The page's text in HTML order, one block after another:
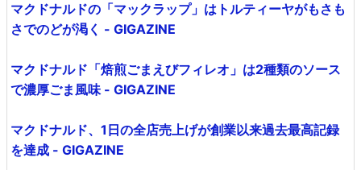
マクドナルドの「マックラップ」はトルティーヤがもさも
さでのどが渇く - GIGAZINE
マクドナルド「焙煎ごまえびフィレオ」は2種類のソース
で濃厚ごま風味 - GIGAZINE
マクドナルド、1日の全店売上げが創業以来過去最高記録
を達成 - GIGAZINE